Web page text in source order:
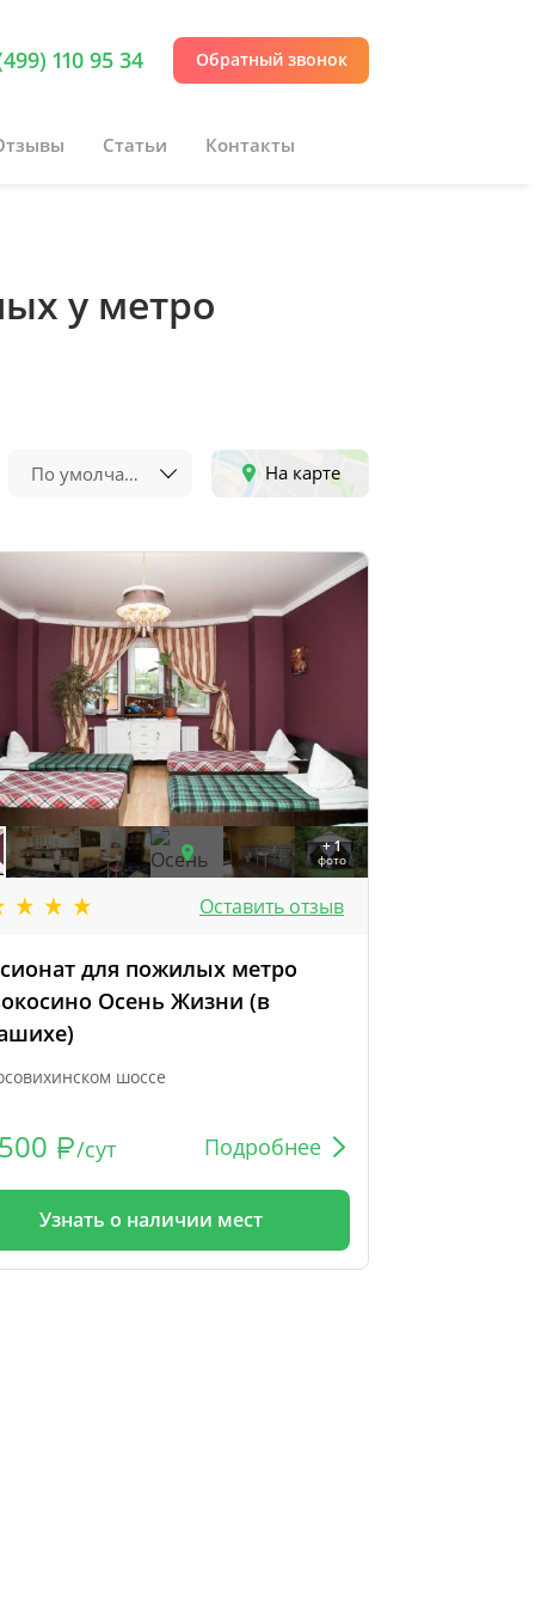
110 95 34 Обратный звонок
Статьи Контакты
у метро
По умолчанию На карте
+ 1
фото
Оставить отзыв
для пожилых метро
Осень Жизни (в
шоссе
/сут Подробнее
Узнать о наличии мест